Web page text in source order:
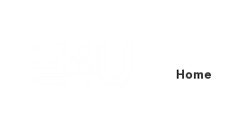
Home